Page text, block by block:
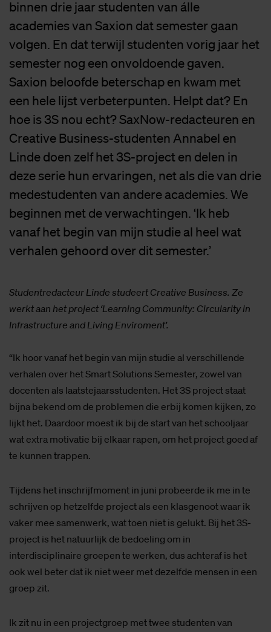
binnen drie jaar studenten van álle
academies van Saxion dat semester gaan
volgen. En dat terwijl studenten vorig jaar het
semester nog een onvoldoende gaven.
Saxion beloofde beterschap en kwam met
een hele lijst verbeterpunten. Helpt dat? En
hoe is 3S nou echt? SaxNow-redacteuren en
Creative Business-studenten Annabel en
Linde doen zelf het 3S-project en delen in
deze serie hun ervaringen, net als die van drie
medestudenten van andere academies. We
beginnen met de verwachtingen. ‘Ik heb
vanaf het begin van mijn studie al heel wat
verhalen gehoord over dit semester.’
Studentredacteur Linde studeert Creative Business. Ze
werkt aan het project ‘Learning Community: Circularity in
Infrastructure and Living Enviroment’.
“Ik hoor vanaf het begin van mijn studie al verschillende
verhalen over het Smart Solutions Semester, zowel van
docenten als laatstejaarsstudenten. Het 3S project staat
bijna bekend om de problemen die erbij komen kijken, zo
lijkt het. Daardoor moest ik bij de start van het schooljaar
wat extra motivatie bij elkaar rapen, om het project goed af
te kunnen trappen.
Tijdens het inschrijfmoment in juni probeerde ik me in te
schrijven op hetzelfde project als een klasgenoot waar ik
vaker mee samenwerk, wat toen niet is gelukt. Bij het 3S-
project is het natuurlijk de bedoeling om in
interdisciplinaire groepen te werken, dus achteraf is het
ook wel beter dat ik niet weer met dezelfde mensen in een
groep zit.
Ik zit nu in een projectgroep met twee studenten van